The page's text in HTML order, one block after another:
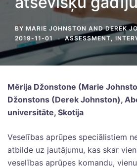
BY MARIE JOHNSTON ANDDEREK
2019-11-01
ASSESSMENT,
Mērija Džonstone (Marie
Džonstons (Derek Johnston),
universitāte, Skotija
Veselības aprūpes speciālistiem
atbilde uz jautājumu, kas skar
veselības aprūpes komandu,